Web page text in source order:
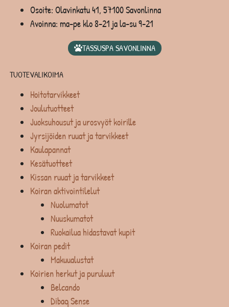
Osoite: Olavinkatu 41, 57100 Savonlinna
Avoinna: ma-pe klo 8-21 ja la-su 9-21
TASSUSPA SAVONLINNA
TUOTEVALIKOIMA
Hoitotarvikkeet
Joulutuotteet
Juoksuhousut ja urosvyöt koirille
Jyrsijöiden ruuat ja tarvikkeet
Kaulapannat
Kesätuotteet
Kissan ruuat ja tarvikkeet
Koiran aktivointilelut
Nuolumatot
Nuuskumatot
Ruokailua hidastavat kupit
Koiran pedit
Makuualustat
Koirien herkut ja puruluut
Belcando
Dibaq Sense